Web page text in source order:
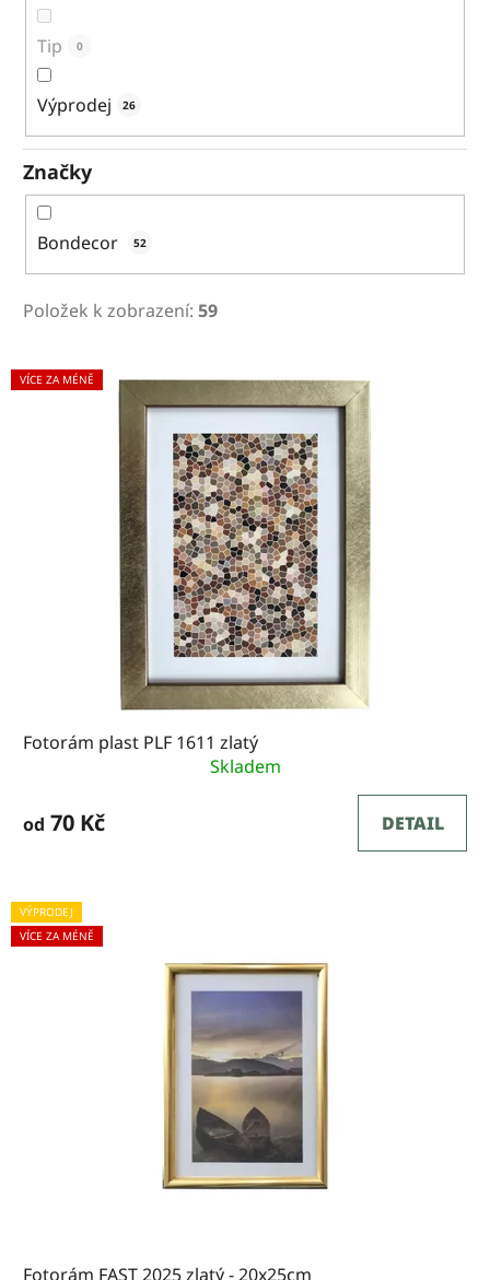
Tip 0
Výprodej 26
Značky
Bondecor 52
Položek k zobrazení: 59
V
k
ů
VÍCE ZA MÉNĚ
Fotorám plast PLF 1611 zlatý
Skladem
od 70 Kč DETAIL
VÝPRODEJ
VÍCE ZA MÉNĚ
Fotorám FAST 2025 zlatý - 20x25cm